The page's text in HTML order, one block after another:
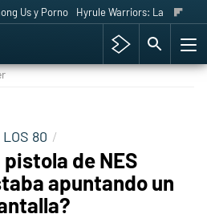
Us y Porno Hyrule Warriors: La Era del
LOS 80
de NES
apuntando un